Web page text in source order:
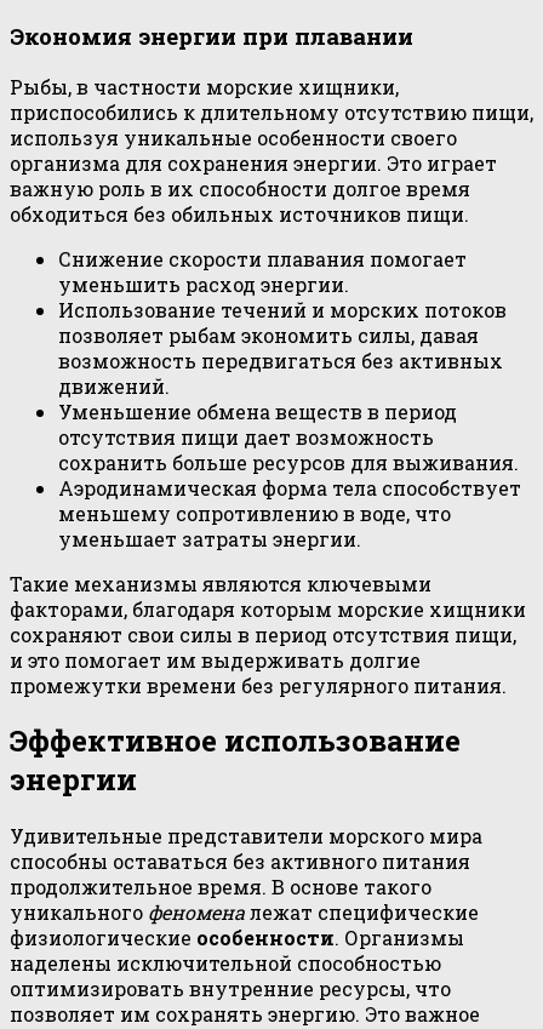
Экономия энергии при плавании
Рыбы, в частности морские хищники,
приспособились к длительному отсутствию пищи,
используя уникальные особенности своего
организма для сохранения энергии. Это играет
важную роль в их способности долгое время
обходиться без обильных источников пищи.
Снижение скорости плавания помогает
уменьшить расход энергии.
Использование течений и морских потоков
позволяет рыбам экономить силы, давая
возможность передвигаться без активных
движений.
Уменьшение обмена веществ в период
отсутствия пищи дает возможность
сохранить больше ресурсов для выживания.
Аэродинамическая форма тела способствует
меньшему сопротивлению в воде, что
уменьшает затраты энергии.
Такие механизмы являются ключевыми
факторами, благодаря которым морские хищники
сохраняют свои силы в период отсутствия пищи,
и это помогает им выдерживать долгие
промежутки времени без регулярного питания.
Эффективное использование
энергии
Удивительные представители морского мира
способны оставаться без активного питания
продолжительное время. В основе такого
уникального феноменалежат специфические
физиологические особенности. Организмы
наделены исключительной способностью
оптимизировать внутренние ресурсы, что
позволяет им сохранять энергию. Это важное